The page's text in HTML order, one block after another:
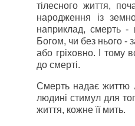
тілесного життя,
народження із
наприклад, смерть -
Богом, чи без нього -
або гріховно. І тому
до смерті.
Смерть надає життю
людині стимул для
життя, кожне її мить.